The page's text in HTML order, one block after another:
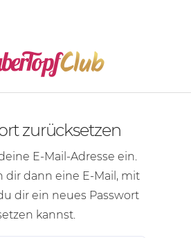
zurücksetzen
E-Mail-Adresse ein.
dir dann eine E-Mail , mit
dir ein neues Passwort
kannst.